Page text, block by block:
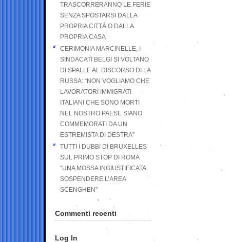
TRASCORRERANNO LE FERIE
SENZA SPOSTARSI DALLA
PROPRIA CITTÀ O DALLA
PROPRIA CASA
CERIMONIA MARCINELLE, I
SINDACATI BELGI SI VOLTANO
DI SPALLE AL DISCORSO DI LA
RUSSA: “NON VOGLIAMO CHE
LAVORATORI IMMIGRATI
ITALIANI CHE SONO MORTI
NEL NOSTRO PAESE SIANO
COMMEMORATI DA UN
ESTREMISTA DI DESTRA”
TUTTI I DUBBI DI BRUXELLES
SUL PRIMO STOP DI ROMA
“UNA MOSSA INGIUSTIFICATA
SOSPENDERE L’AREA
SCENGHEN”
Commenti recenti
Log In